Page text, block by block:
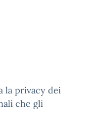
la privacy dei
che gli